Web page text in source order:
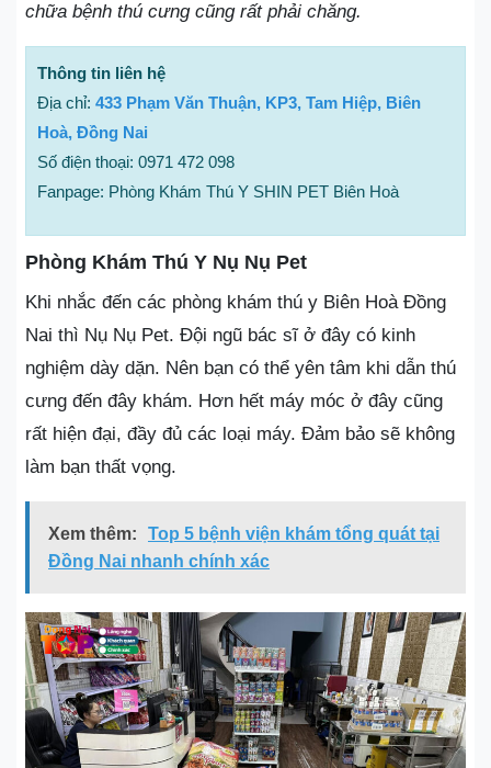
chữa bệnh thú cưng cũng rất phải chăng.
Thông tin liên hệ
Địa chỉ: 433 Phạm Văn Thuận, KP3, Tam Hiệp, Biên
Hoà, Đồng Nai
Số điện thoại: 0971 472 098
Fanpage: Phòng Khám Thú Y SHIN PET Biên Hoà
Phòng Khám Thú Y Nụ Nụ Pet
Khi nhắc đến các phòng khám thú y Biên Hoà Đồng
Nai thì Nụ Nụ Pet. Đội ngũ bác sĩ ở đây có kinh
nghiệm dày dặn. Nên bạn có thể yên tâm khi dẫn thú
cưng đến đây khám. Hơn hết máy móc ở đây cũng
rất hiện đại, đầy đủ các loại máy. Đảm bảo sẽ không
làm bạn thất vọng.
Xem thêm:
Top 5 bệnh viện khám tổng quát tại
Đồng Nai nhanh chính xác